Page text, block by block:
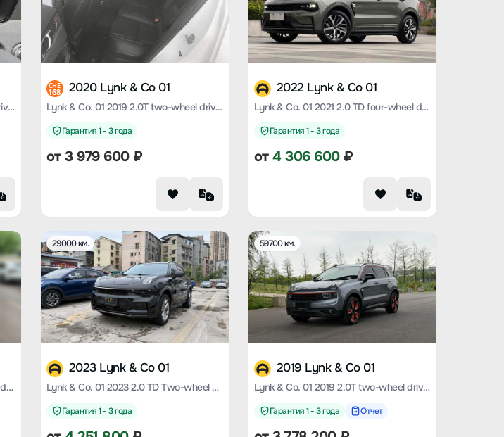
Lynk & Co. 01 2019 2.0T two-wheel drive Pro version Country VI
CHE
168 2020 Lynk & Co 01
Lynk & Co. 01 2019 2.0T two-wheel drive Pro version Country VI
Гарантия 1 - 3 года
от3 979 600₽
2022 Lynk & Co 01
Lynk & Co. 01 2021 2.0 TD four-wheel drive Halo
Гарантия 1 - 3 года
от4 306 600₽
Lynk & Co. 01 2021 2.0 TD two-wheel drive Pro
29000 км.
2023 Lynk & Co 01
Lynk & Co. 01 2023 2.0 TD Two-wheel drive Asian Games Version
Гарантия 1 - 3 года
59700 км.
2019 Lynk & Co 01
Lynk & Co. 01 2019 2.0T two-wheel drive Pro version Country VI
Гарантия 1 - 3 года Отчет